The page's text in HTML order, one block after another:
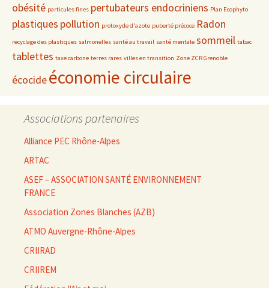
obésité particules fines pertubateurs endocriniens Plan Ecophyto
plastiques pollution protoxyde d'azote puberté précoce Radon
recyclage des plastiques salmonelles santé au travail santé mentale sommeil tabac
tablettes taxe carbone terres rares villes en transition Zone ZCR Grenoble
écocideéconomie circulaire
Associations partenaires
Alliance PEC Rhône-Alpes
ARTAC
ASEF – ASSOCIATION SANTÉ ENVIRONNEMENT
FRANCE
Association Zones Blanches (AZB)
ATMO Auvergne-Rhône-Alpes
CRIIRAD
CRIIREM